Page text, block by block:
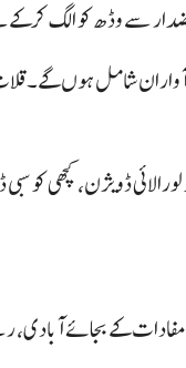
اور آواران شامل ہوں
ڈویژن، کچھی کو سبی
کے بجائے آبادی،